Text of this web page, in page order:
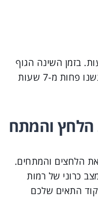
לילה בין 7 עד 9 שעות. בזמן השינה הגוף
מרפא ומתחזק את עצמו. אל תשנו פחות מ-7 שעות
הלחץ והמתח
הלחצים והמתחים.
כרוני של רמות
התאים שלכם